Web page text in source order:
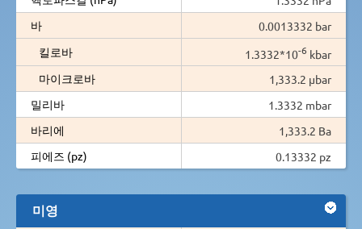
바
0.0013332 bar
킬로바
1.3332*10-6 kbar
마이크로바
1,333.2 µbar
밀리바
1.3332 mbar
바리에
1,333.2 Ba
피에즈 (pz)
0.13332 pz
미영